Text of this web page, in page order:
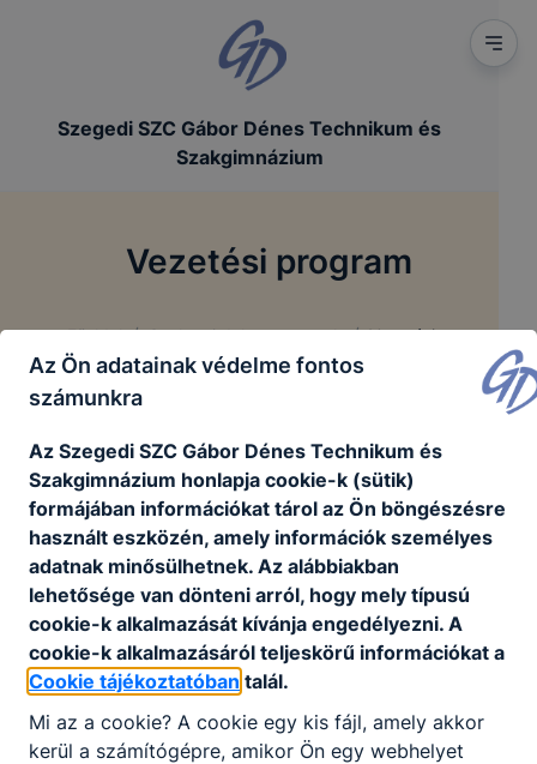
Szegedi SZC Gábor Dénes Technikum és
Szakgimnázium
Vezetési program
Főoldal / Szakmai dokumentumok / Vezetési program
BlattBogdány_Csilla_Petra_vezetői_pályázat.pdf
Letöltés
Partnereink
Az Ön adatainak védelme fontos
számunkra
Az Szegedi SZC Gábor Dénes Technikum és
Szakgimnázium honlapja cookie-k (sütik)
formájában információkat tárol az Ön böngészésre
használt eszközén, amely információk személyes
adatnak minősülhetnek. Az alábbiakban
lehetősége van dönteni arról, hogy mely típusú
cookie-k alkalmazását kívánja engedélyezni. A
cookie-k alkalmazásáról teljeskörű információkat a
Cookie tájékoztatóban talál.
Mi az a cookie? A cookie egy kis fájl, amely akkor
kerül a számítógépre, amikor Ön egy webhelyet